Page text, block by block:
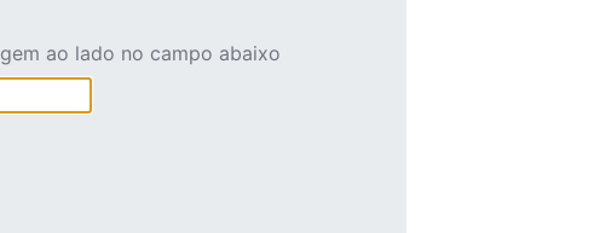
ao lado no campo abaixo